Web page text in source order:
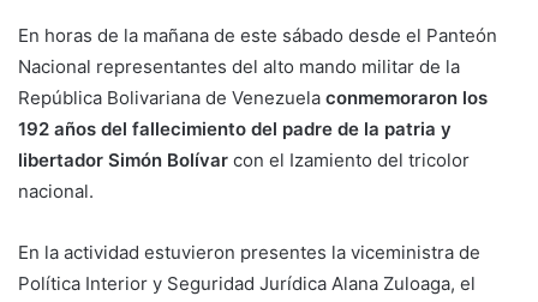
En horas de la mañana de este sábado desde el Panteón
Nacional representantes del alto mando militar de la
República Bolivariana de Venezuela conmemoraron los
192 años del fallecimiento del padre de la patria y
libertador Simón Bolívar con el Izamiento del tricolor
nacional.
En la actividad estuvieron presentes la viceministra de
Política Interior y Seguridad Jurídica Alana Zuloaga, el